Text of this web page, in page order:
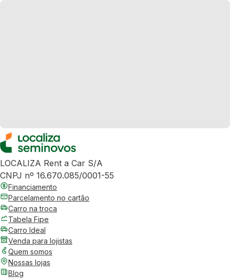
LOCALIZA Rent a Car S/A
CNPJ nº 16.670.085/0001-55
Financiamento
Parcelamento no cartão
Carro na troca
Tabela Fipe
Carro Ideal
Venda para lojistas
Quem somos
Nossas lojas
Blog